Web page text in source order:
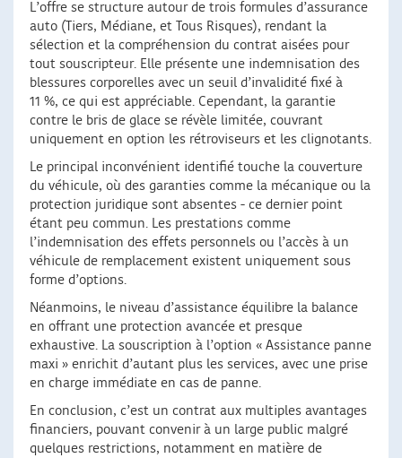
L’offre se structure autour de trois formules d’assurance
auto (Tiers, Médiane, et Tous Risques), rendant la
sélection et la compréhension du contrat aisées pour
tout souscripteur. Elle présente une indemnisation des
blessures corporelles avec un seuil d’invalidité fixé à
11 %, ce qui est appréciable. Cependant, la garantie
contre le bris de glace se révèle limitée, couvrant
uniquement en option les rétroviseurs et les clignotants.
Le principal inconvénient identifié touche la couverture
du véhicule, où des garanties comme la mécanique ou la
protection juridique sont absentes - ce dernier point
étant peu commun. Les prestations comme
l’indemnisation des effets personnels ou l’accès à un
véhicule de remplacement existent uniquement sous
forme d’options.
Néanmoins, le niveau d’assistance équilibre la balance
en offrant une protection avancée et presque
exhaustive. La souscription à l’option « Assistance panne
maxi » enrichit d’autant plus les services, avec une prise
en charge immédiate en cas de panne.
En conclusion, c’est un contrat aux multiples avantages
financiers, pouvant convenir à un large public malgré
quelques restrictions, notamment en matière de